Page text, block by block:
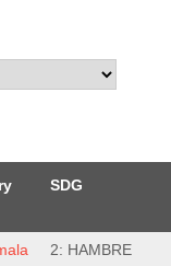
SDG
2: HAMBRE